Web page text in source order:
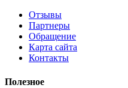
Отзывы
Партнеры
Обращение
Карта сайта
Контакты
Полезное